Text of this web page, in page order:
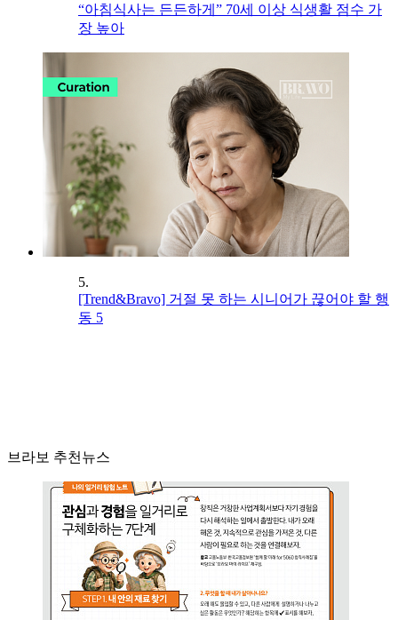
“아침식사는 든든하게” 70세 이상 식생활 점수 가
장 높아
5.
[Trend&Bravo] 거절 못 하는 시니어가 끊어야 할 행
동 5
브라보 추천뉴스